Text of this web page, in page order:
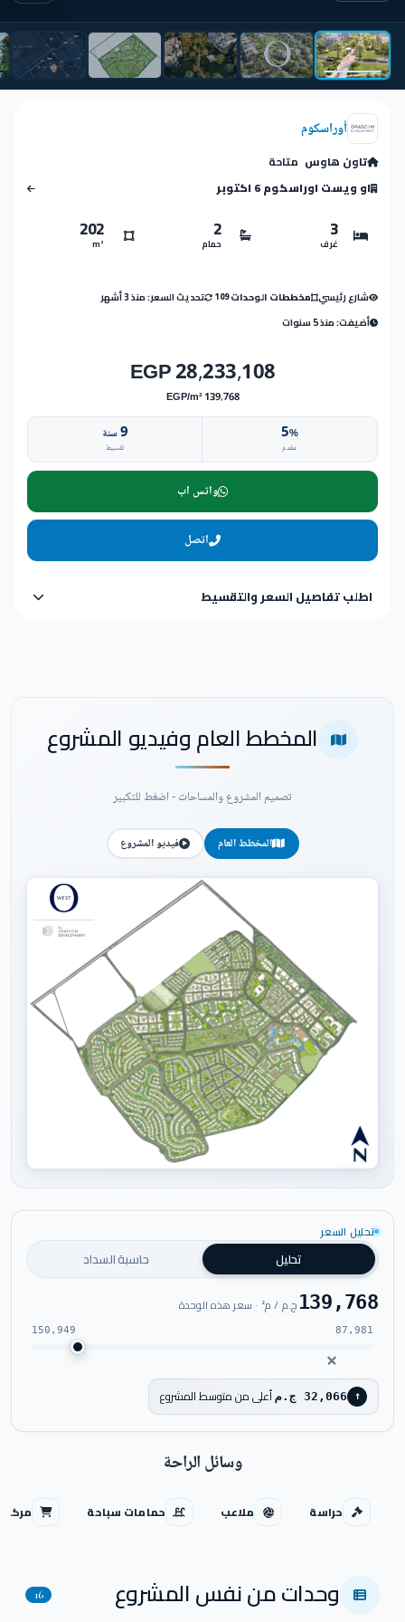
أوراسكوم
تاون هاوس متاحة
او ويست اوراسكوم 6 اكتوبر
3
غرف
2
حمام
202
m²
شارع رئيسي مخططات الوحدات 109
تحديث السعر: منذ 3 أشهر
أضيفت: منذ 5 سنوات
28,233,108 EGP
139,768 EGP/m²
5%
مقدم
9سنة
تقسيط
واتس اب
اتصل
اطلب تفاصيل السعر والتقسيط
المخطط العام وفيديو المشروع
تصميم المشروع والمساحات - اضغط للتكبير
المخطط العام فيديو المشروع
تحليل السعر
تحليل حاسبة السداد
139,768ج.م / م² · سعر هذه الوحدة
87,981
150,949
↑ 32,066 ج.م أعلى من متوسط المشروع
وسائل الراحة
حراسة ملاعب حمامات سباحة مركز
وحدات من نفس المشروع 16